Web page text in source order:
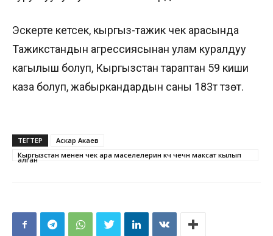
Эскерте кетсек, кыргыз-тажик чек арасында
Тажикстандын агрессиясынан улам куралдуу
кагылыш болуп, Кыргызстан тараптан 59 киши
каза болуп, жабыркандардын саны 183тү түзөт.
ТЕГТЕР
Аскар Акаев
Кыргызстан менен чек ара маселелерин күч чечүүнү максат кылып
алган